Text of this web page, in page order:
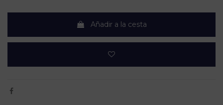
Añadir a la cesta